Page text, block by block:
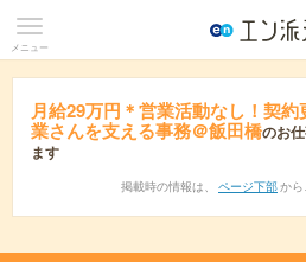
メニュー
月給29万円＊営業活動なし！契
業さんを支える事務＠飯田橋のお
ます
掲載時の情報は、 ページ下部 から